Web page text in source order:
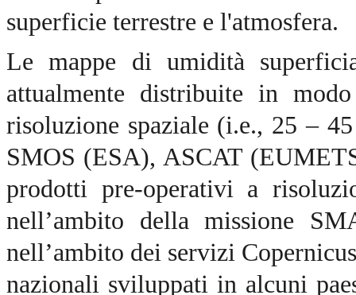
superficie terrestre e l'atmosfera.
Le mappe di umidità
attualmente distribuite in
risoluzione spaziale (i.e., 25 –
SMOS (ESA), ASCAT
prodotti pre-operativi a
nell’ambito della missione
nell’ambito dei servizi
nazionali sviluppati in alcuni